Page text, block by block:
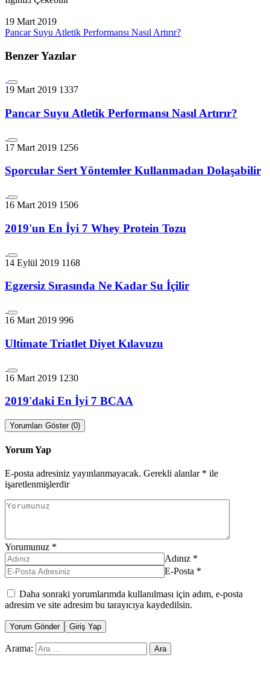
19 Mart 2019
Pancar Suyu Atletik Performansı Nasıl Artırır?
Benzer Yazılar
19 Mart 2019 1337
Pancar Suyu Atletik Performansı Nasıl Artırır?
17 Mart 2019 1256
Sporcular Sert Yöntemler Kullanmadan Dolaşabilir
16 Mart 2019 1506
2019'un En İyi 7 Whey Protein Tozu
14 Eylül 2019 1168
Egzersiz Sırasında Ne Kadar Su İçilir
16 Mart 2019 996
Ultimate Triatlet Diyet Kılavuzu
16 Mart 2019 1230
2019'daki En İyi 7 BCAA
Yorumları Göster (0)
Yorum Yap
E-posta adresiniz yayınlanmayacak. Gerekli alanlar * ile
işaretlenmişlerdir
Yorumunuz *
Adınız *
E-Posta *
Daha sonraki yorumlarımda kullanılması için adım, e-posta
adresim ve site adresim bu tarayıcıya kaydedilsin.
Yorum Gönder Giriş Yap
Arama: